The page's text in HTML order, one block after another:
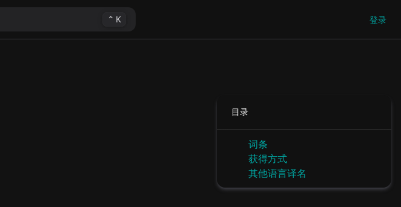
⌃ K 登录
目录
词条
获得方式
其他语言译名